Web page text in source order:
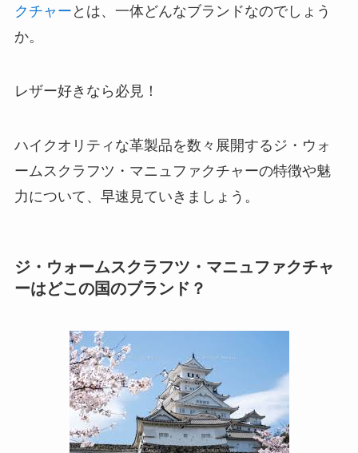
クチャー とは、一体どんなブランドなのでしょう
か。
レザー好きなら必見！
ハイクオリティな革製品を数々展開するジ・ウォ
ームスクラフツ・マニュファクチャーの特徴や魅
力について、早速見ていきましょう。
ジ・ウォームスクラフツ・マニュファクチャ
ーはどこの国のブランド？